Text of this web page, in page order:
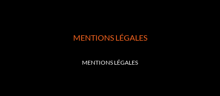
MENTIONS LÉGALES
MENTIONS LÉGALES